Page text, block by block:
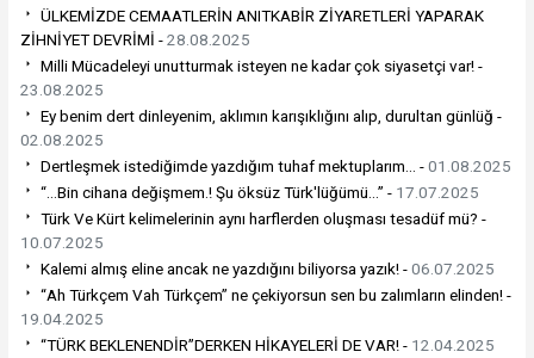
ÜLKEMİZDE CEMAATLERİN ANITKABİR ZİYARETLERİ YAPARAK
ZİHNİYET DEVRİMİ -28.08.2025
Milli Mücadeleyi unutturmak isteyen ne kadar çok siyasetçi var! -
23.08.2025
Ey benim dert dinleyenim, aklımın karışıklığını alıp, durultan günlüğ -
02.08.2025
Dertleşmek istediğimde yazdığım tuhaf mektuplarım... -01.08.2025
“…Bin cihana değişmem.! Şu öksüz Türk'lüğümü…” - 17.07.2025
Türk Ve Kürt kelimelerinin aynı harflerden oluşması tesadüf mü? -
10.07.2025
Kalemi almış eline ancak ne yazdığını biliyorsa yazık! -06.07.2025
“Ah Türkçem Vah Türkçem” ne çekiyorsun sen bu zalımların elinden! -
19.04.2025
“TÜRK BEKLENENDİR”DERKEN HİKAYELERİ DE VAR! - 12.04.2025